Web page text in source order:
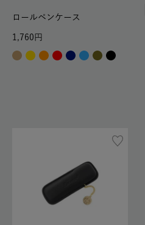
ロールペンケース
1,760